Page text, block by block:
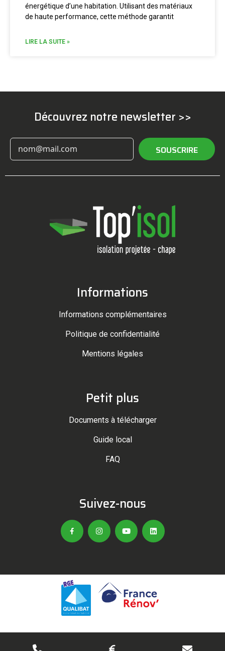
énergétique d’une habitation. Utilisant des matériaux
de haute performance, cette méthode garantit
LIRE LA SUITE »
Découvrez notre newsletter >>
SOUSCRIRE
Informations
Informations complémentaires
Politique de confidentialité
Mentions légales
Petit plus
Documents à télécharger
Guide local
FAQ
Suivez-nous